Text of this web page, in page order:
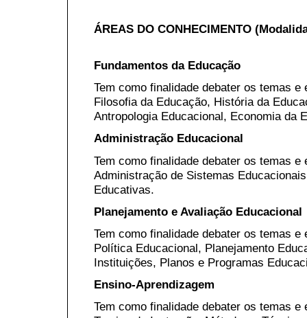
ÁREAS DO CONHECIMENTO
Fundamentos da Educação
Tem como finalidade debater os temas
Filosofia da Educação, História da
Antropologia Educacional, Economia da
Administração Educacional
Tem como finalidade debater os temas
Administração de Sistemas
Educativas.
Planejamento e Avaliação Educacional
Tem como finalidade debater os temas
Política Educacional, Planejamento
Instituições, Planos e Programas
Ensino-Aprendizagem
Tem como finalidade debater os temas